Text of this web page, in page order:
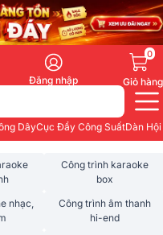
Đăng nhập
0
Giỏ hàng
DâyCục Đẩy Công SuấtDàn
Công trình karaoke
box
nhạc,
Công trình âm thanh
hi-end